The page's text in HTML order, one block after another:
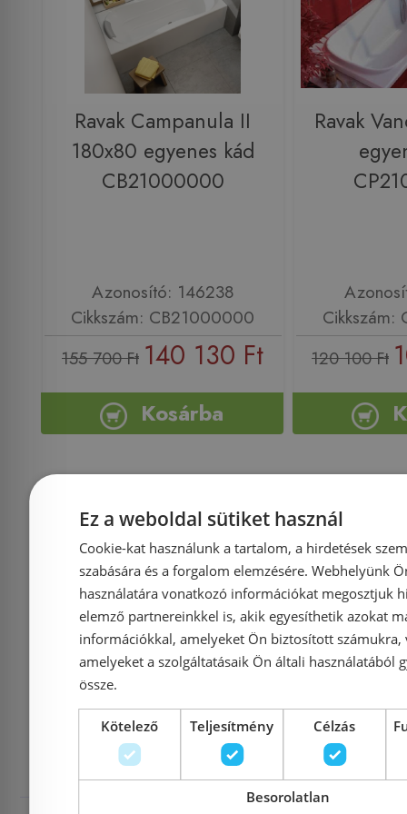
Ravak Campanula II
180x80 egyenes kád
CB21000000
Azonosító: 146238
Cikkszám: CB21000000
155 700 Ft 140 130 Ft
Kosárba
Ravak
120 100 Ft
« Előző
Termékek:1 - 24 (1
Ravak termékek
Ez a weboldal sütiket használ
Cookie-kat használunk a tartalom, a hirdetések
szabására és a forgalom elemzésére. Webhelyünk
használatára vonatkozó információkat megosztjuk
elemző partnereinkkel is, akik egyesíthetik azokat
információkkal, amelyeket Ön biztosított számukra,
amelyeket a szolgáltatásaik Ön általi használatából
össze.
Kötelező Teljesítmény Célzás
Besorolatlan